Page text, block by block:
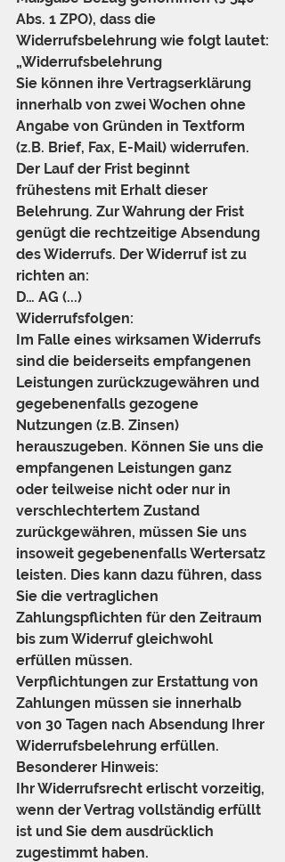
Abs. 1 ZPO), dass die
Widerrufsbelehrung wie folgt lautet:
„Widerrufsbelehrung
Sie können ihre Vertragserklärung
innerhalb von zwei Wochen ohne
Angabe von Gründen in Textform
(z.B. Brief, Fax, E-Mail) widerrufen.
Der Lauf der Frist beginnt
frühestens mit Erhalt dieser
Belehrung. Zur Wahrung der Frist
genügt die rechtzeitige Absendung
des Widerrufs. Der Widerruf ist zu
richten an:
D… AG (...)
Widerrufsfolgen:
Im Falle eines wirksamen Widerrufs
sind die beiderseits empfangenen
Leistungen zurückzugewähren und
gegebenenfalls gezogene
Nutzungen (z.B. Zinsen)
herauszugeben. Können Sie uns die
empfangenen Leistungen ganz
oder teilweise nicht oder nur in
verschlechtertem Zustand
zurückgewähren, müssen Sie uns
insoweit gegebenenfalls Wertersatz
leisten. Dies kann dazu führen, dass
Sie die vertraglichen
Zahlungspflichten für den Zeitraum
bis zum Widerruf gleichwohl
erfüllen müssen.
Verpflichtungen zur Erstattung von
Zahlungen müssen sie innerhalb
von 30 Tagen nach Absendung Ihrer
Widerrufsbelehrung erfüllen.
Besonderer Hinweis:
Ihr Widerrufsrecht erlischt vorzeitig,
wenn der Vertrag vollständig erfüllt
ist und Sie dem ausdrücklich
zugestimmt haben.